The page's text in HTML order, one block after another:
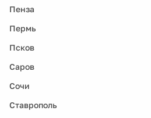
Пенза
Пермь
Псков
Саров
Сочи
Ставрополь